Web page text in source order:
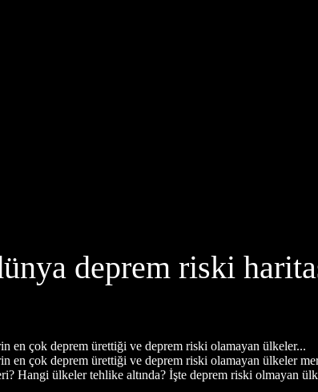
deprem riski
en çok deprem ürettiği ve deprem riski olamayan ülkeler...
en çok deprem ürettiği ve deprem riski olamayan ülkeler
ülkeler tehlike altında? İşte deprem riski olmayan